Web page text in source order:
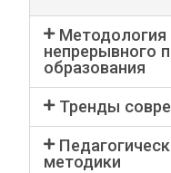
Методология
непрерывного
образования
Тренды
методики